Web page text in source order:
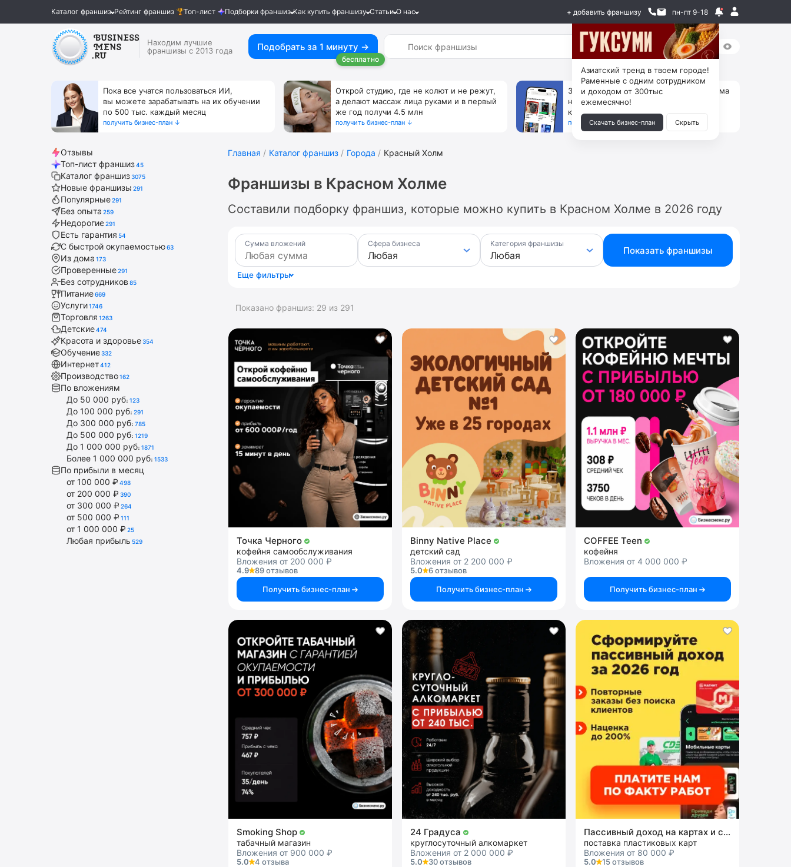
Каталог франшиз Рейтинг франшиз Топ-лист Подборки франшиз Как купить франшизу Статьи О нас + добавить франшизу пн-пт 9-18
Находим лучшие
франшизы с 2013 года
Подобрать за 1 минуту →
бесплатно
Пока все учатся пользоваться ИИ,
вы можете зарабатывать на их обучении
по 500 тыс. каждый месяц
получить бизнес-план ↓
Открой студию, где не колют и не режут,
а делают массаж лица руками и в первый
же год получи 4.5 млн
получить бизнес-план ↓
За 90 тыс. открой магазин на Авито, дома
ни коробок, ни товара, ни склада, зато
каждый месяц +125 тыс. чистыми
получить бизнес-план ↓
Отзывы
Топ-лист франшиз45
Каталог франшиз3075
Новые франшизы 291
Популярные291
Без опыта 259
Недорогие291
Есть гарантия 54
С быстрой окупаемостью63
Из дома 173
Проверенные291
Без сотрудников 85
Питание669
Услуги1746
Торговля 1263
Детские474
Красота и здоровье354
Обучение332
Интернет412
Производство162
По вложениям
До 50 000 руб. 123
До 100 000 руб. 291
До 300 000 руб. 785
До 500 000 руб. 1219
До 1 000 000 руб. 1871
Более 1 000 000 руб. 1533
По прибыли в месяц
от 100 000 ₽ 498
от 200 000 ₽ 390
от 300 000 ₽ 264
от 500 000 ₽ 111
от 1 000 000 ₽ 25
Любая прибыль 529
Главная Каталог франшиз Города Красный Холм
Франшизы в Красном Холме
Составили подборку франшиз, которые можно купить в Красном Холме в 2026 году
Сумма вложений Сфера бизнеса Категория франшизы
Показать франшизы
Еще фильтры
Показано франшиз: 29 из 291
Точка Черного
кофейня самообслуживания
Вложения от 200 000 ₽
4.9
89 отзывов
Получить бизнес-план
Binny Native Place
детский сад
Вложения от 2 200 000 ₽
5.0
6 отзывов
Получить бизнес-план
COFFEE Teen
кофейня
Вложения от 4 000 000 ₽
Получить бизнес-план
Smoking Shop
табачный магазин
Вложения от 900 000 ₽
5.0
4 отзыва
24 Градуса
круглосуточный алкомаркет
Вложения от 2 000 000 ₽
5.0
30 отзывов
Пассивный доход на картах и системах
поставка пластиковых карт
Вложения от 80 000 ₽
5.0
15 отзывов
Азиатский тренд в твоем городе!
Раменные с одним сотрудником
и доходом от 300тыс
ежемесячно!
Скачать бизнес-план Скрыть